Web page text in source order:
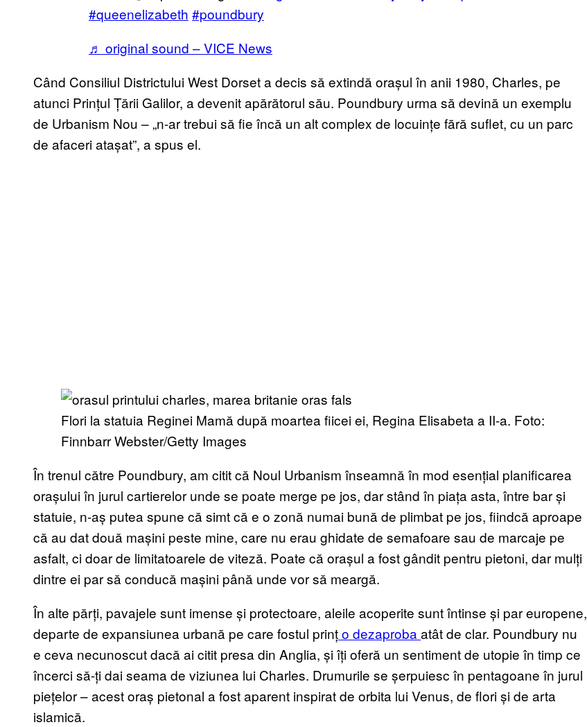
#queenelizabeth #poundbury
♬ original sound – VICE News
Când Consiliul Districtului West Dorset a decis să extindă orașul în anii 1980, Charles, pe
atunci Prințul Țării Galilor, a devenit apărătorul său. Poundbury urma să devină un exemplu
de Urbanism Nou – „n-ar trebui să fie încă un alt complex de locuințe fără suflet, cu un parc
de afaceri atașat”, a spus el.
Flori la statuia Reginei Mamă după moartea fiicei ei, Regina Elisabeta a II-a. Foto:
Finnbarr Webster/Getty Images
În trenul către Poundbury, am citit că Noul Urbanism înseamnă în mod esențial planificarea
orașului în jurul cartierelor unde se poate merge pe jos, dar stând în piața asta, între bar și
statuie, n-aș putea spune că simt că e o zonă numai bună de plimbat pe jos, fiindcă aproape
că au dat două mașini peste mine, care nu erau ghidate de semafoare sau de marcaje pe
asfalt, ci doar de limitatoarele de viteză. Poate că orașul a fost gândit pentru pietoni, dar mulți
dintre ei par să conducă mașini până unde vor să meargă.
În alte părți, pavajele sunt imense și protectoare, aleile acoperite sunt întinse și par europene,
departe de expansiunea urbană pe care fostul prințo dezaproba atât de clar. Poundbury nu
e ceva necunoscut dacă ai citit presa din Anglia, și îți oferă un sentiment de utopie în timp ce
încerci să-ți dai seama de viziunea lui Charles. Drumurile se șerpuiesc în pentagoane în jurul
piețelor – acest oraș pietonal a fost aparent inspirat de orbita lui Venus, de flori și de arta
islamică.